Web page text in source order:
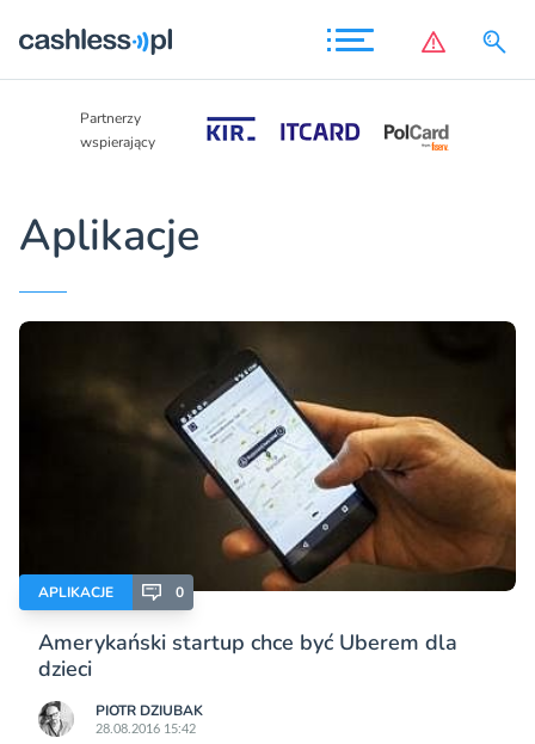
Partnerzy
wspierający
Aplikacje
APLIKACJE 0
Amerykański startup chce być Uberem dla
dzieci
PIOTR DZIUBAK
28.08.2016 15:42